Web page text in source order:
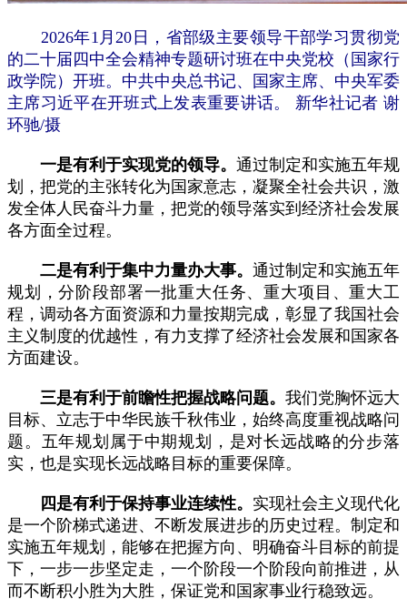
2026年1月20日，省部级主要领导干部学习贯彻党
的二十届四中全会精神专题研讨班在中央党校（国家行
政学院）开班。中共中央总书记、国家主席、中央军委
主席习近平在开班式上发表重要讲话。 新华社记者 谢
环驰/摄
一是有利于实现党的领导。 通过制定和实施五年规
划，把党的主张转化为国家意志，凝聚全社会共识，激
发全体人民奋斗力量，把党的领导落实到经济社会发展
各方面全过程。
二是有利于集中力量办大事。 通过制定和实施五年
规划，分阶段部署一批重大任务、重大项目、重大工
程，调动各方面资源和力量按期完成，彰显了我国社会
主义制度的优越性，有力支撑了经济社会发展和国家各
方面建设。
三是有利于前瞻性把握战略问题。 我们党胸怀远大
目标、立志于中华民族千秋伟业，始终高度重视战略问
题。五年规划属于中期规划，是对长远战略的分步落
实，也是实现长远战略目标的重要保障。
四是有利于保持事业连续性。 实现社会主义现代化
是一个阶梯式递进、不断发展进步的历史过程。制定和
实施五年规划，能够在把握方向、明确奋斗目标的前提
下，一步一步坚定走，一个阶段一个阶段向前推进，从
而不断积小胜为大胜，保证党和国家事业行稳致远。